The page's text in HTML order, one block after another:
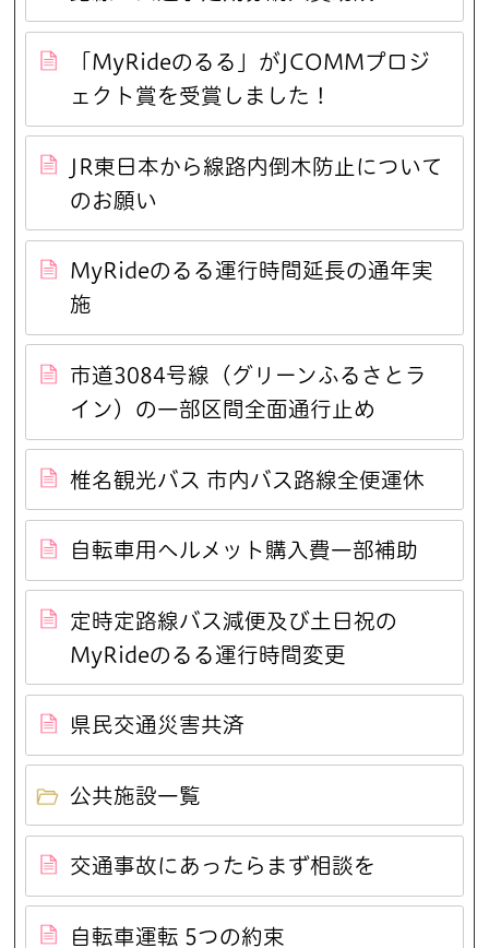
「MyRideのるる」がJCOMMプロジ
ェクト賞を受賞しました！
JR東日本から線路内倒木防止について
のお願い
MyRideのるる運行時間延長の通年実
施
市道3084号線（グリーンふるさとラ
イン）の一部区間全面通行止め
椎名観光バス 市内バス路線全便運休
自転車用ヘルメット購入費一部補助
定時定路線バス減便及び土日祝の
MyRideのるる運行時間変更
県民交通災害共済
公共施設一覧
交通事故にあったらまず相談を
自転車運転 5つの約束